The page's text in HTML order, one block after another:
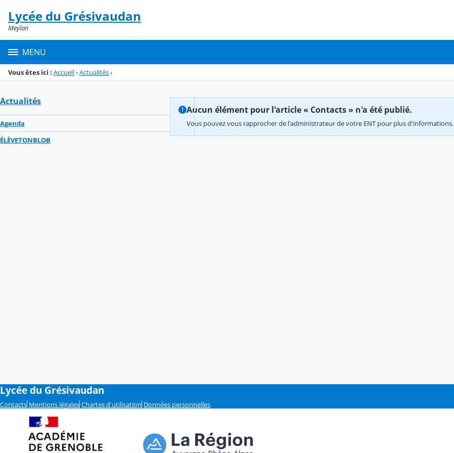
Menu de la rubrique
Contenu
Lycée du Grésivaudan
Meylan
MENU
Vous êtes ici : Accueil›Actualités›
Actualités
Agenda
ÉLÈVETONBLOB
Aucun élément pour l'article « Contacts » n'a été publié.
Vous pouvez vous rapprocher de l'administrateur de votre ENT pour plus d'informations.
Lycée du Grésivaudan
Contacts Mentions légales Chartes d'utilisation Données personnelles